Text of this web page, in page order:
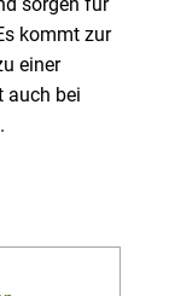
sorgen für
kommt zur
einer
auch bei